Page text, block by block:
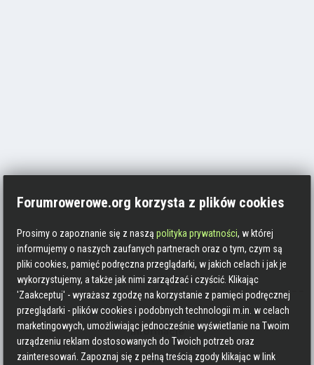
Informacje
Zasady pisania
Forumrowerowe.org korzysta z plików cookies
Prosimy o zapoznanie się z nasząpolityka prywatności, w której
informujemy o naszych zaufanych partnerach oraz o tym, czym są
pliki cookies, pamięć podręczna przeglądarki, w jakich celach i jak je
wykorzystujemy, a także jak nimi zarządzać i czyścić. Klikając
'Zaakceptuj' - wyrażasz zgodzę na korzystanie z pamięci podręcznej
przeglądarki - plików cookies i podobnych technologii m.in. w celach
marketingowych, umożliwiając jednocześnie wyświetlanie na Twoim
urządzeniu reklam dostosowanych do Twoich potrzeb oraz
zainteresowań. Zapoznaj się z pełną treścią zgody klikając w link